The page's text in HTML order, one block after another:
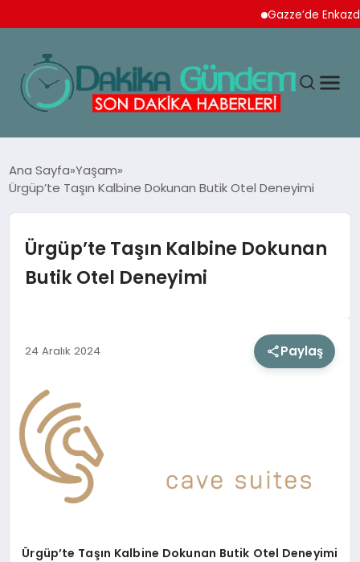
Gazze’de Enkazdan
SPOR
EKONOMI
SIYASET
SAĞLIK
EĞITIM
Ana Sayfa Yaşam
Ürgüp’te Taşın Kalbine Dokunan Butik Otel Deneyimi
Ürgüp’te Taşın Kalbine Dokunan
Butik Otel Deneyimi
24 Aralık 2024 Paylaş
Ürgüp’te Taşın Kalbine Dokunan Butik Otel Deneyimi